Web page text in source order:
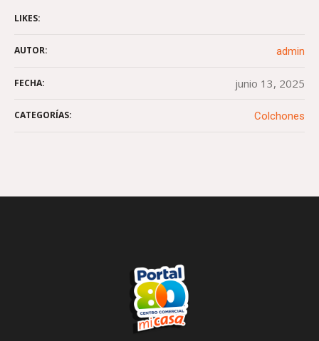
LIKES:
AUTOR: admin
FECHA: junio 13, 2025
CATEGORÍAS: Colchones